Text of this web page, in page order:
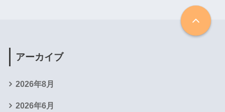
アーカイブ
2026年8月
2026年6月